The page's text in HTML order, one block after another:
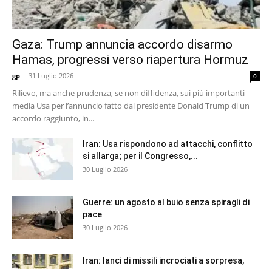
Gaza: Trump annuncia accordo disarmo
Hamas, progressi verso riapertura Hormuz
gp - 31 Luglio 2026 0
Rilievo, ma anche prudenza, se non diffidenza, sui più importanti
media Usa per l’annuncio fatto dal presidente Donald Trump di un
accordo raggiunto, in...
Iran: Usa rispondono ad attacchi, conflitto
si allarga; per il Congresso,...
30 Luglio 2026
Guerre: un agosto al buio senza spiragli di
pace
30 Luglio 2026
Iran: lanci di missili incrociati a sorpresa,